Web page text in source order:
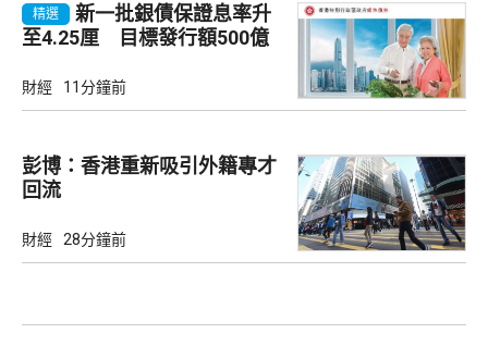
精選
新一批銀債保證息率升
至4.25厘 目標發行額500億
財經 11分鐘前
彭博：香港重新吸引外籍專才
回流
財經 28分鐘前